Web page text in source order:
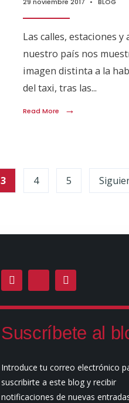
Las calles, estaciones
nuestro país nos
imagen distinta a la
del taxi, tras las...
Read More →
3 4 5
Suscríbete al
Introduce tu correo electrónico
suscribirte a este blog y recibir
notificaciones de nuevas